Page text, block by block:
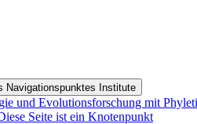
Navigationspunktes Institute
und Evolutionsforschung mit
Seite ist ein Knotenpunkt